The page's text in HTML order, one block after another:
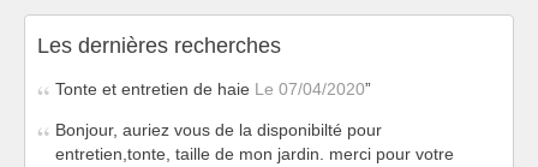
Les dernières recherches
Tonte et entretien de haie Le 07/04/2020
Bonjour, auriez vous de la disponibilté pour
entretien,tonte, taille de mon jardin. merci pour votre